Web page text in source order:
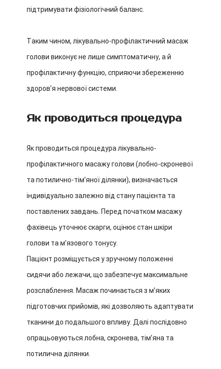
підтримувати фізіологічний баланс.
Таким чином, лікувально-профілактичний масаж
голови виконує не лише симптоматичну, а й
профілактичну функцію, сприяючи збереженню
здоров’я нервової системи.
Як проводиться процедура
Як проводиться процедура лікувально-
профілактичного масажу голови (лобно-скроневої
та потилично-тім’яної ділянки), визначається
індивідуально залежно від стану пацієнта та
поставлених завдань. Перед початком масажу
фахівець уточнює скарги, оцінює стан шкіри
голови та м’язового тонусу.
Пацієнт розміщується у зручному положенні
сидячи або лежачи, що забезпечує максимальне
розслаблення. Масаж починається з м’яких
підготовчих прийомів, які дозволяють адаптувати
тканини до подальшого впливу. Далі послідовно
опрацьовуються лобна, скронева, тім’яна та
потилична ділянки.